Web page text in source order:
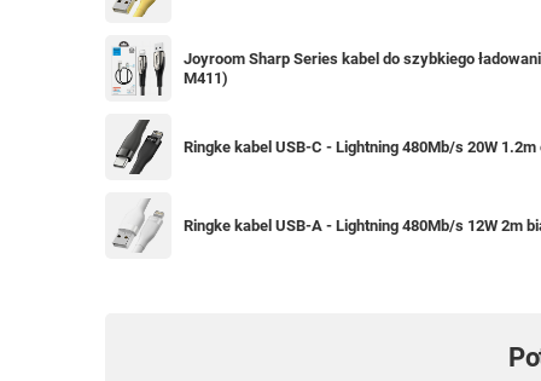
Joyroom Sharp Series kabel do szybkiego
M411)
Ringke kabel USB-C - Lightning 480Mb/s 20W
Ringke kabel USB-A - Lightning 480Mb/s 12W 2m